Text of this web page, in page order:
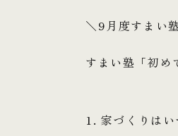
＼9月度すまい
すまい塾「初め
1. 家づくりは